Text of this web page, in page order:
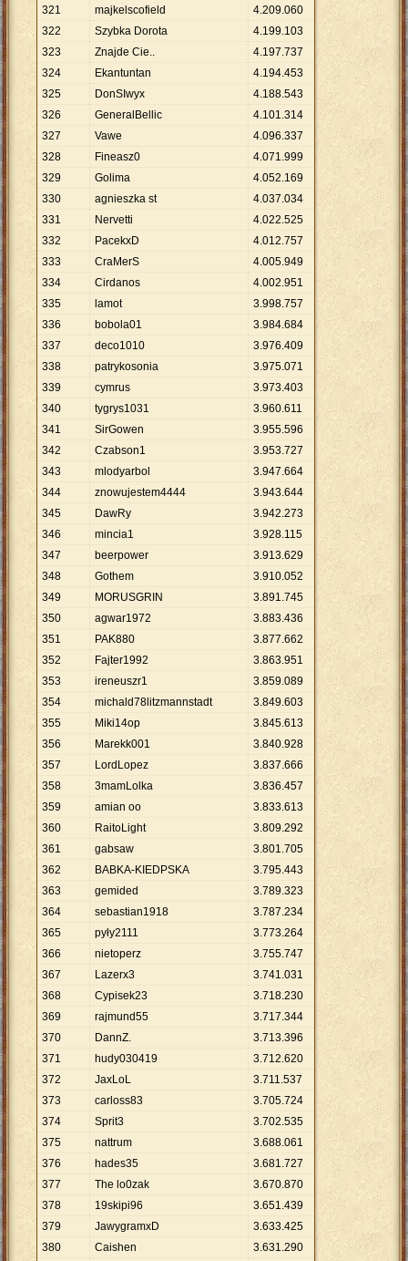
321
majkelscofield 4.209.060
322
Szybka Dorota 4.199.103
323
Znajde Cie.. 4.197.737
324
Ekantuntan 4.194.453
325
DonSIwyx 4.188.543
326
GeneralBellic 4.101.314
327
Vawe 4.096.337
328
Fineasz0 4.071.999
329
Golima 4.052.169
330
agnieszka st 4.037.034
331
Nervetti 4.022.525
332
PacekxD 4.012.757
333
CraMerS 4.005.949
334
Cirdanos 4.002.951
335
lamot 3.998.757
336
bobola01 3.984.684
337
deco1010 3.976.409
338
patrykosonia 3.975.071
339
cymrus 3.973.403
340
tygrys1031 3.960.611
341
SirGowen 3.955.596
342
Czabson1 3.953.727
343
mlodyarbol 3.947.664
344
znowujestem4444 3.943.644
345
DawRy 3.942.273
346
mincia1 3.928.115
347
beerpower 3.913.629
348
Gothem 3.910.052
349
MORUSGRIN 3.891.745
350
agwar1972 3.883.436
351
PAK880 3.877.662
352
Fajter1992 3.863.951
353
ireneuszr1 3.859.089
354
michald78litzmannstadt 3.849.603
355
Miki14op 3.845.613
356
Marekk001 3.840.928
357
LordLopez 3.837.666
358
3mamLolka 3.836.457
359
amian oo 3.833.613
360
RaitoLight 3.809.292
361
gabsaw 3.801.705
362
BABKA-KIEDPSKA 3.795.443
363
gemided 3.789.323
364
sebastian1918 3.787.234
365
pyły2111 3.773.264
366
nietoperz 3.755.747
367
Lazerx3 3.741.031
368
Cypisek23 3.718.230
369
rajmund55 3.717.344
370
DannZ. 3.713.396
371
hudy030419 3.712.620
372
JaxLoL 3.711.537
373
carloss83 3.705.724
374
Sprit3 3.702.535
375
nattrum 3.688.061
376
hades35 3.681.727
377
The lo0zak 3.670.870
378
19skipi96 3.651.439
379
JawygramxD 3.633.425
380
Caishen 3.631.290